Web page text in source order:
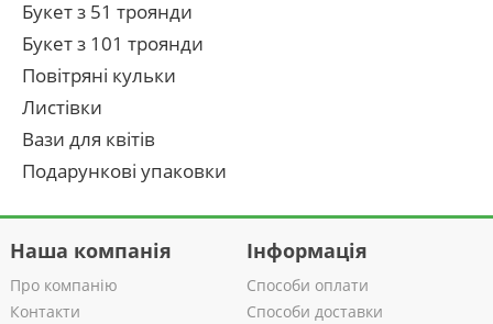
Букет з 51 троянди
Букет з 101 троянди
Повітряні кульки
Листівки
Вази для квітів
Подарункові упаковки
Наша компанія
Про компанію
Контакти
Інформація
Способи оплати
Способи доставки